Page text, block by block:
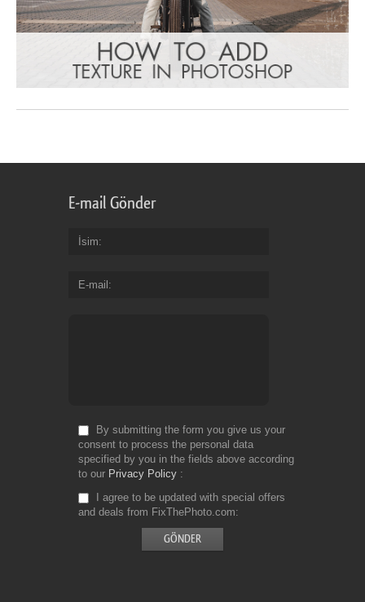
E-mail Gönder
İsim
E-mail
By submitting the form you give us your
consent to process the personal data
specified by you in the fields above according
to our Privacy Policy
I agree to be updated with special offers
and deals from FixThePhoto.com